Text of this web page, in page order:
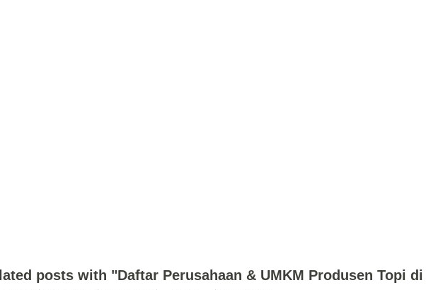
posts with "Daftar Perusahaan & UMKM Produsen Topi